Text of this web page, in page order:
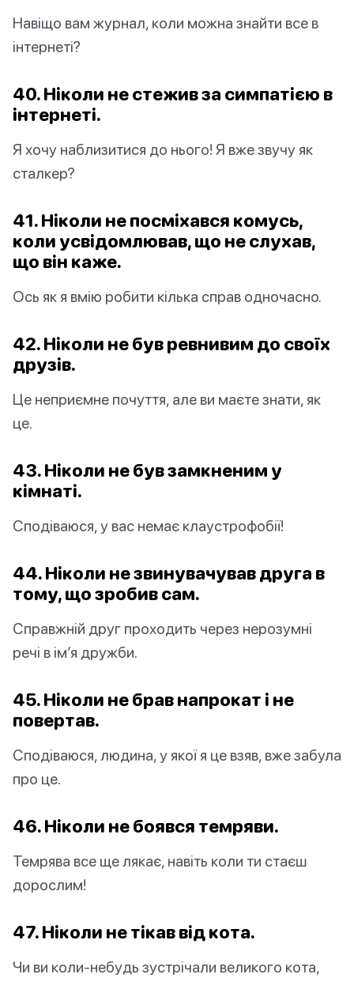
Навіщо вам журнал, коли можна знайти все в
інтернеті?
40. Ніколи не стежив за симпатією в
інтернеті.
Я хочу наблизитися до нього! Я вже звучу як
сталкер?
41. Ніколи не посміхався комусь,
коли усвідомлював, що не слухав,
що він каже.
Ось як я вмію робити кілька справ одночасно.
42. Ніколи не був ревнивим до своїх
друзів.
Це неприємне почуття, але ви маєте знати, як
це.
43. Ніколи не був замкненим у
кімнаті.
Сподіваюся, у вас немає клаустрофобії!
44. Ніколи не звинувачував друга в
тому, що зробив сам.
Справжній друг проходить через нерозумні
речі в ім’я дружби.
45. Ніколи не брав напрокат і не
повертав.
Сподіваюся, людина, у якої я це взяв, вже забула
про це.
46. Ніколи не боявся темряви.
Темрява все ще лякає, навіть коли ти стаєш
дорослим!
47. Ніколи не тікав від кота.
Чи ви коли-небудь зустрічали великого кота,